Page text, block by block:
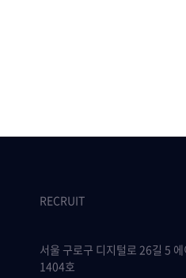
RECRUIT
서울 구로구 디지털로 26길 5
1404호